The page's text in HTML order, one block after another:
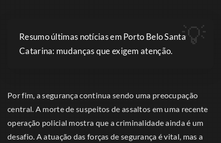
Resumo últimas notícias em Porto Belo Santa
Catarina: mudanças que exigem atenção.
Por fim, a segurança continua sendo uma preocupação
central. A morte de suspeitos de assaltos em uma recente
operação policial mostra que a criminalidade ainda é um
desafio. A atuação das forças de segurança é vital, mas a